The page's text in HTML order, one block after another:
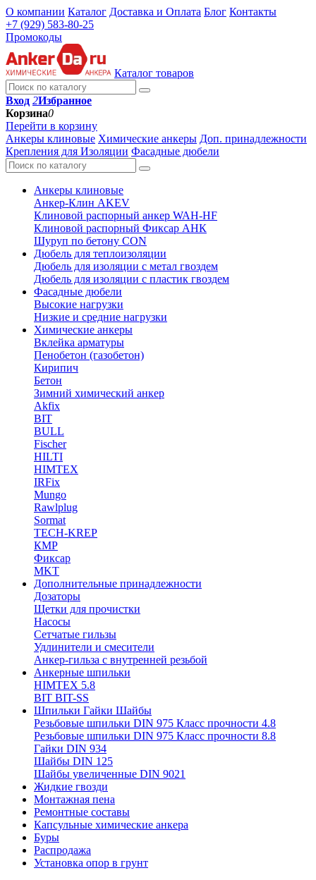
О компании Каталог Доставка и Оплата Блог Контакты
+7 (929) 583-80-25
Промокоды
Каталог товаров
Вход 2Избранное
Корзина0
Перейти в корзину
Анкеры клиновые Химические анкеры Доп. принадлежности
Крепления для Изоляции Фасадные дюбели
Анкеры клиновые
Анкер-Клин AKEV
Клиновой распорный анкер WAH-HF
Клиновой распорный Фиксар АНК
Шуруп по бетону CON
Дюбель для теплоизоляции
Дюбель для изоляции с метал гвоздем
Дюбель для изоляции с пластик гвоздем
Фасадные дюбели
Высокие нагрузки
Низкие и средние нагрузки
Химические анкеры
Вклейка арматуры
Пенобетон (газобетон)
Кирипич
Бетон
Зимний химический анкер
Akfix
BIT
BULL
Fischer
HILTI
HIMTEX
IRFix
Mungo
Rawlplug
Sormat
TECH-KREP
КМР
Фиксар
MKT
Дополнительные принадлежности
Дозаторы
Щетки для прочистки
Насосы
Сетчатые гильзы
Удлинители и смесители
Анкер-гильза с внутренней резьбой
Анкерные шпильки
HIMTEX 5.8
BIT BIT-SS
Шпильки Гайки Шайбы
Резьбовые шпильки DIN 975 Класс прочности 4.8
Резьбовые шпильки DIN 975 Класс прочности 8.8
Гайки DIN 934
Шайбы DIN 125
Шайбы увеличенные DIN 9021
Жидкие гвозди
Монтажная пена
Ремонтные составы
Капсульные химические анкера
Буры
Распродажа
Установка опор в грунт